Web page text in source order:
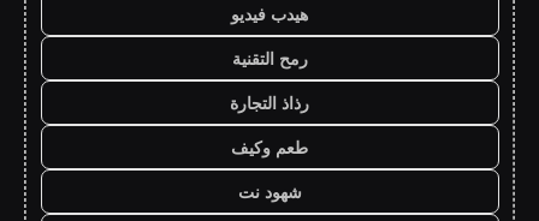
هيدب فيديو
رمح التقنية
رذاذ التجارة
طعم وكيف
شهود نت